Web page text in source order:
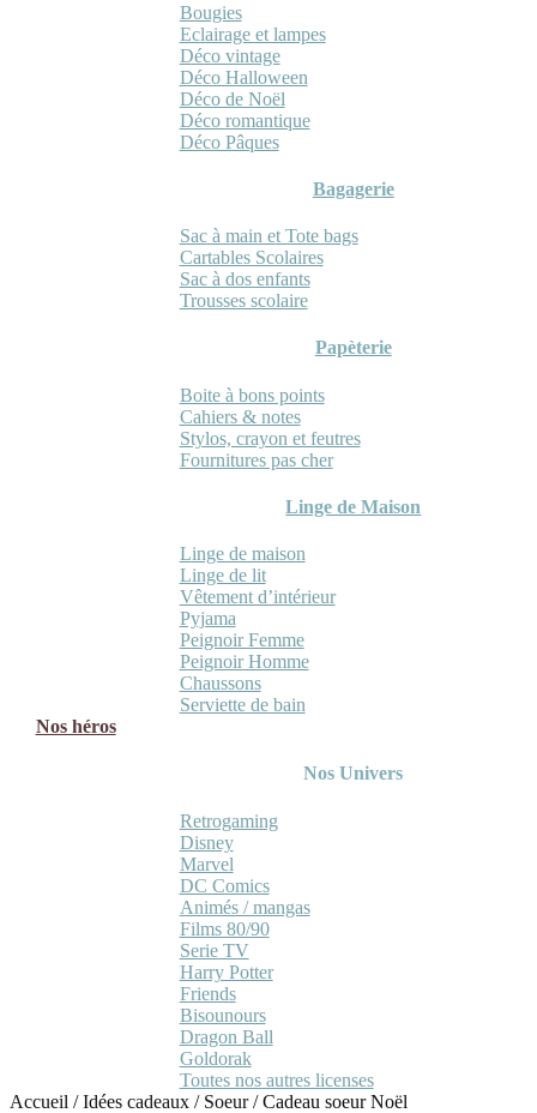
Bougies
Eclairage et lampes
Déco vintage
Déco Halloween
Déco de Noël
Déco romantique
Déco Pâques
Bagagerie
Sac à main et Tote bags
Cartables Scolaires
Sac à dos enfants
Trousses scolaire
Papèterie
Boite à bons points
Cahiers & notes
Stylos, crayon et feutres
Fournitures pas cher
Linge de Maison
Linge de maison
Linge de lit
Vêtement d’intérieur
Pyjama
Peignoir Femme
Peignoir Homme
Chaussons
Serviette de bain
Nos héros
Nos Univers
Retrogaming
Disney
Marvel
DC Comics
Animés / mangas
Films 80/90
Serie TV
Harry Potter
Friends
Bisounours
Dragon Ball
Goldorak
Toutes nos autres licenses
Accueil /Idées cadeaux / Soeur/Cadeau soeur Noël